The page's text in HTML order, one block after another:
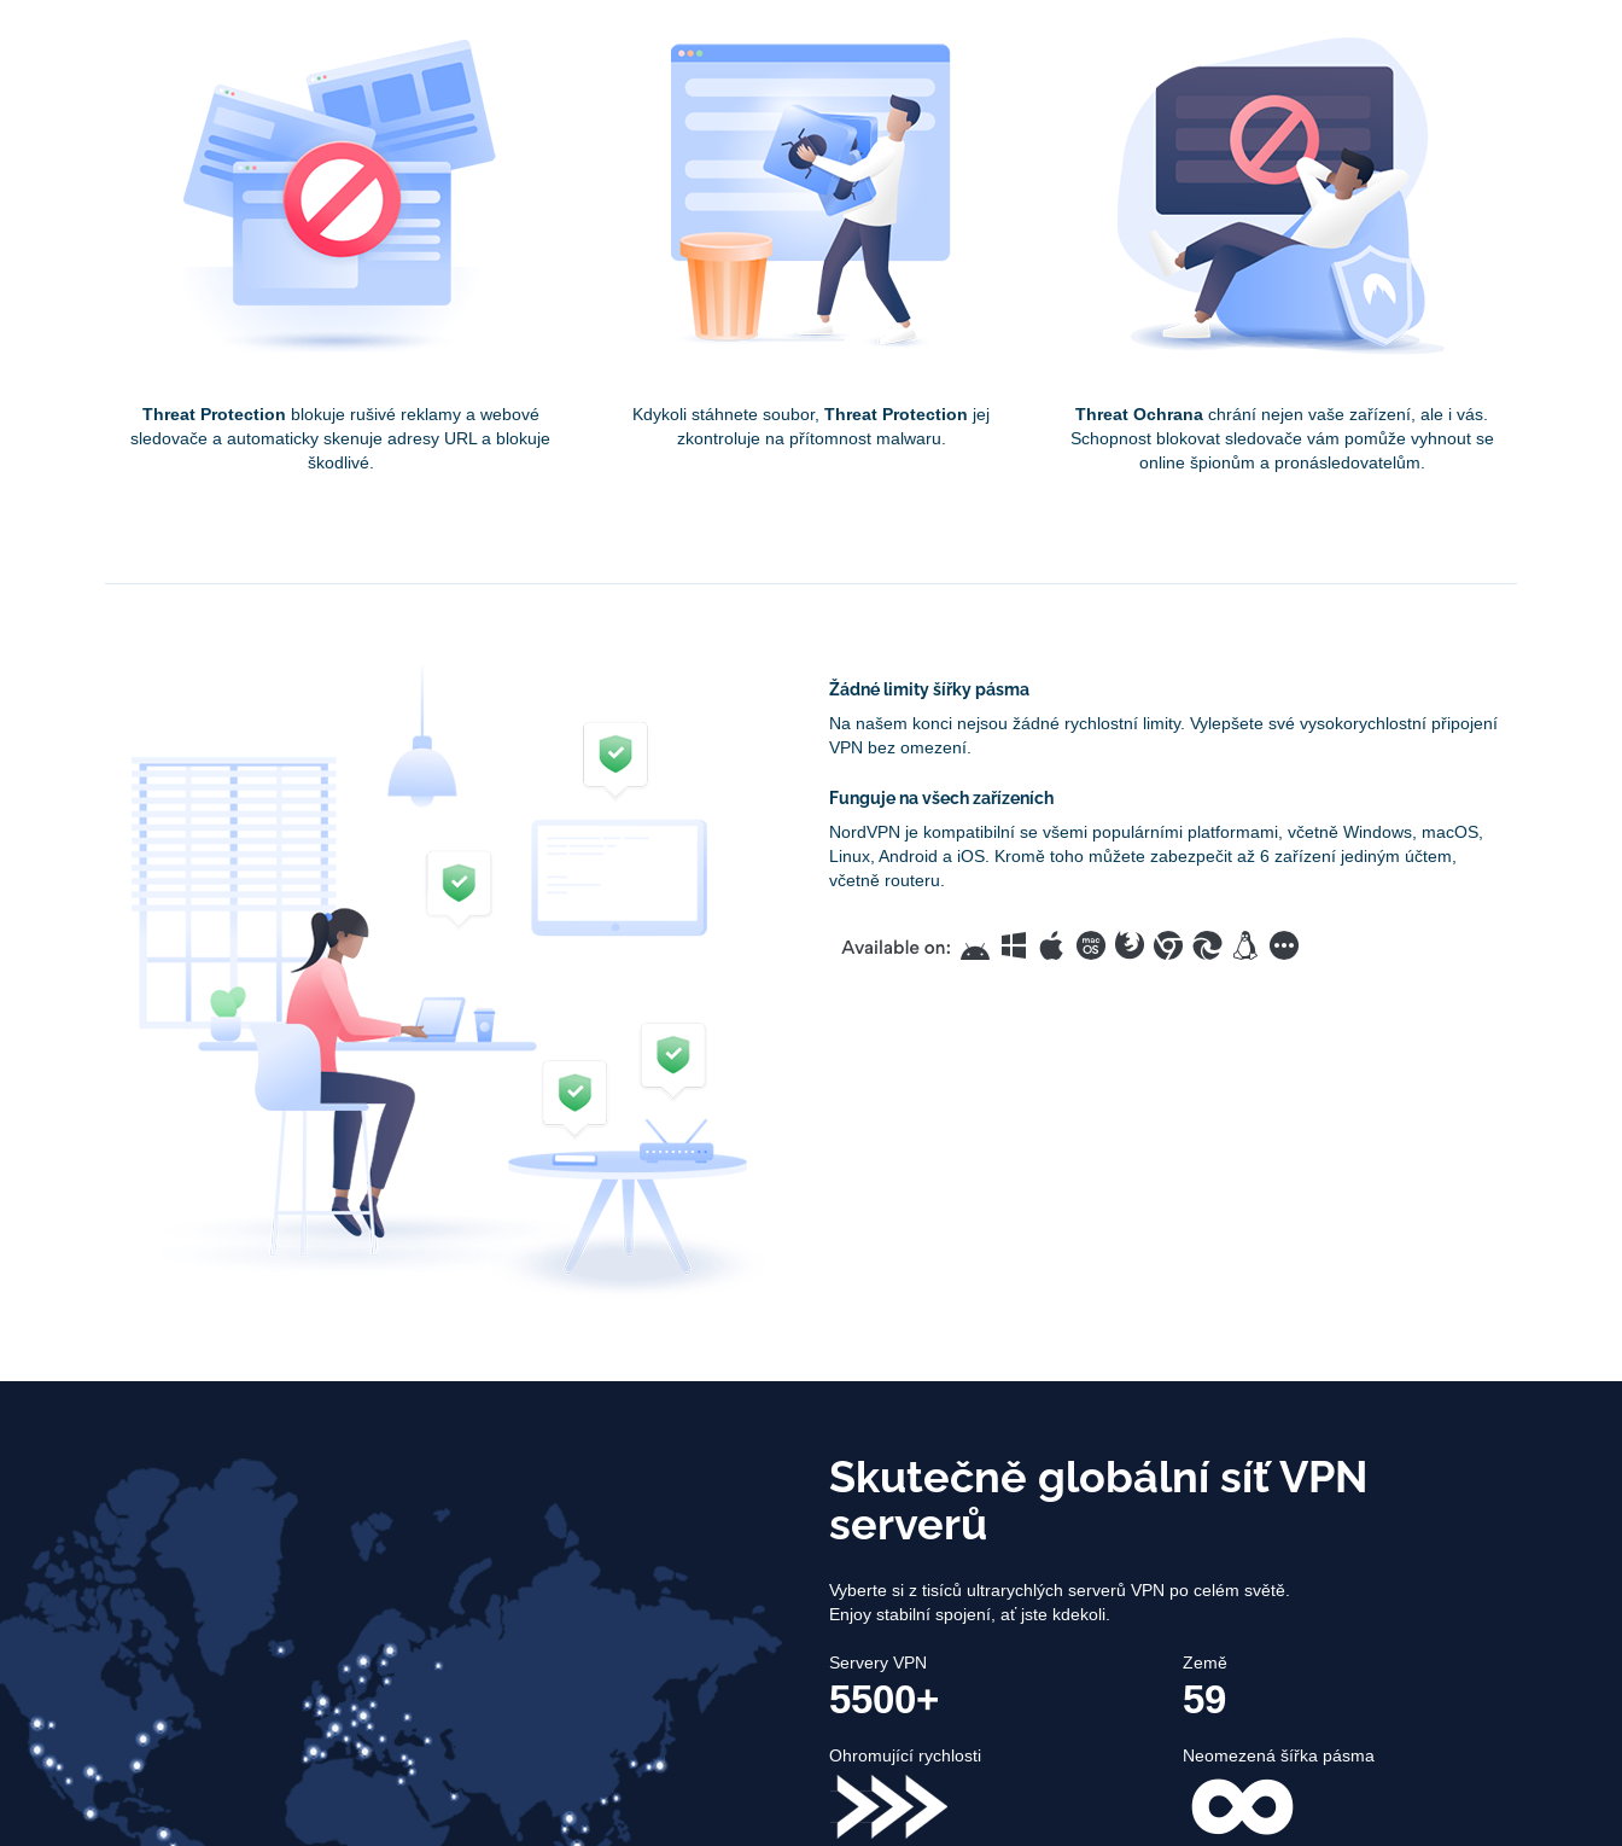
Threat Protection blokuje rušivé reklamy a webové
sledovače a automaticky skenuje adresy URL a blokuje
škodlivé.
Kdykoli stáhnete soubor, Threat Protection jej
zkontroluje na přítomnost malwaru.
Threat Ochrana chrání nejen vaše zařízení, ale i vás.
Schopnost blokovat sledovače vám pomůže vyhnout se
online špionům a pronásledovatelům.
Žádné limity šířky pásma
Na našem konci nejsou žádné rychlostní limity. Vylepšete své vysokorychlostní připojení
VPN bez omezení.
Funguje na všech zařízeních
NordVPN je kompatibilní se všemi populárními platformami, včetně Windows, macOS,
Linux, Android a iOS. Kromě toho můžete zabezpečit až 6 zařízení jediným účtem,
včetně routeru.
Skutečně globální síť VPN
serverů
Vyberte si z tisíců ultrarychlých serverů VPN po celém světě.
Enjoy stabilní spojení, ať jste kdekoli.
Servery VPN
5500+
Země
59
Ohromující rychlosti Neomezená šířka pásma